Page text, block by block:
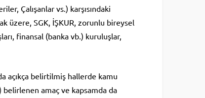
Çalışanlar vs.) karşısındaki
üzere, SGK, İŞKUR, zorunlu bireysel
finansal (banka vb.) kuruluşlar,
açıkça belirtilmiş hallerde kamu
belirlenen amaç ve kapsamda da